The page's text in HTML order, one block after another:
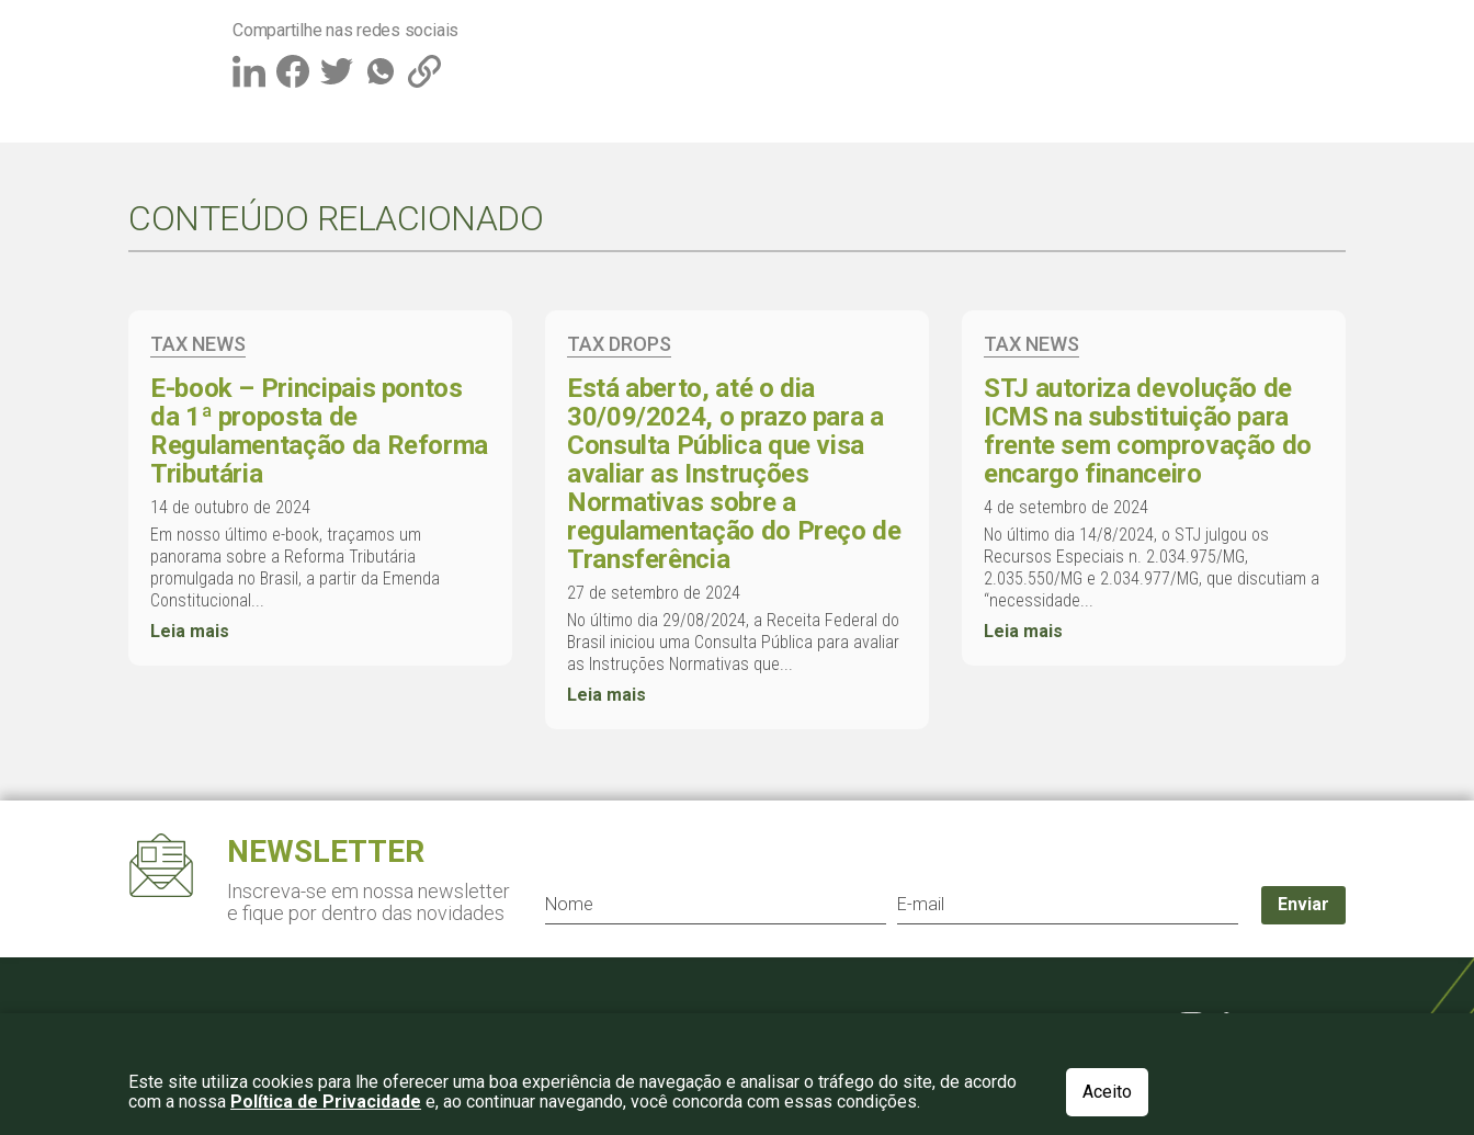
Compartilhe nas redes sociais
CONTEÚDO RELACIONADO
TAX NEWS
E-book – Principais pontos
da 1ª proposta de
Regulamentação da Reforma
Tributária
14 de outubro de 2024
Em nosso último e-book, traçamos um
panorama sobre a Reforma Tributária
promulgada no Brasil, a partir da Emenda
Constitucional...
Leia mais
TAX DROPS
Está aberto, até o dia
30/09/2024, o prazo para a
Consulta Pública que visa
avaliar as Instruções
Normativas sobre a
regulamentação do Preço de
Transferência
27 de setembro de 2024
No último dia 29/08/2024, a Receita Federal do
Brasil iniciou uma Consulta Pública para avaliar
as Instruções Normativas que...
Leia mais
TAX NEWS
STJ autoriza devolução de
ICMS na substituição para
frente sem comprovação do
encargo financeiro
4 de setembro de 2024
No último dia 14/8/2024, o STJ julgou os
Recursos Especiais n. 2.034.975/MG,
2.035.550/MG e 2.034.977/MG, que discutiam a
“necessidade...
Leia mais
NEWSLETTER
Inscreva-se em nossa newsletter
e fique por dentro das novidades
Este site utiliza cookies para lhe oferecer uma boa experiência de navegação e analisar o tráfego do site, de acordo
com a nossa Política de Privacidade e, ao continuar navegando, você concorda com essas condições. Aceito